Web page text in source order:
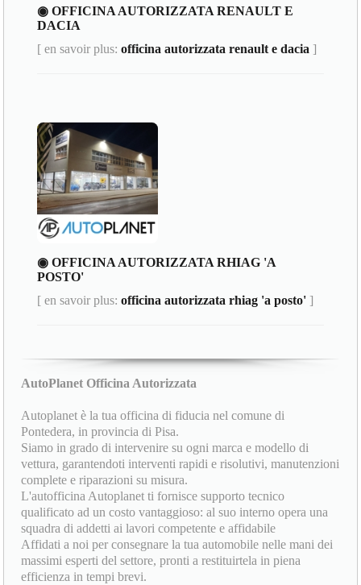
◉ OFFICINA AUTORIZZATA RENAULT E
DACIA
[ en savoir plus:officina autorizzata renault e dacia ]
◉ OFFICINA AUTORIZZATA RHIAG 'A
POSTO'
[ en savoir plus:officina autorizzata rhiag 'a posto' ]
AutoPlanet Officina Autorizzata
Autoplanet è la tua officina di fiducia nel comune di
Pontedera, in provincia di Pisa.
Siamo in grado di intervenire su ogni marca e modello di
vettura, garantendoti interventi rapidi e risolutivi, manutenzioni
complete e riparazioni su misura.
L'autofficina Autoplanet ti fornisce supporto tecnico
qualificato ad un costo vantaggioso: al suo interno opera una
squadra di addetti ai lavori competente e affidabile
Affidati a noi per consegnare la tua automobile nelle mani dei
massimi esperti del settore, pronti a restituirtela in piena
efficienza in tempi brevi.